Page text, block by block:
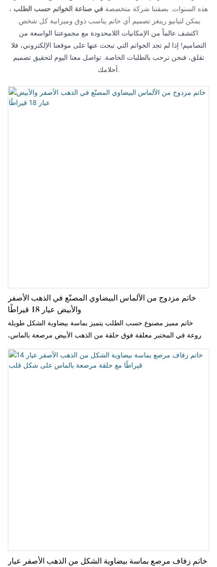
هذه السنوات. بصفتنا شركة متخصصة في صناعة الخواتم حسب الطلب ،
يمكن لتيانيو رينغز تصميم أي خاتم يناسب ذوق وميزانية كل شخص.
اكتشف عالماً من الإمكانيات اللامحدودة مع مجموعتنا الواسعة من
التصاميم! إذا لم تجد الخواتم التي تبحث عنها على موقعنا الإلكتروني، فلا
تقلق، فنحن نرحب بالطلبات الخاصة. تواصل معنا اليوم لتحقيق تصميم
خاتم مزدوج من الألماس البيضاوي المصنّع في الذهب الأصفر
والأبيض عيار 18 قيراطًا
خاتم مميز مصنوع حسب الطلب يتميز بماسة بيضاوية الشكل طويلة
مزروعة في المختبر معلقة فوق حلقة من الذهب الأبيض مرصعة بالماس،
ومصنوعة بتصميم أنيق ثنائي اللون من الذهب عيار 18 قيراطًا.
خاتم زفاف مرصع بماسة بيضاوية الشكل من الذهب الأصفر عيار